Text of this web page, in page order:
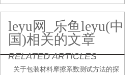
leyu网_乐鱼leyu(中
国)相关的文章
RELATED ARTICLES
关于包装材料摩擦系数测试方法的探